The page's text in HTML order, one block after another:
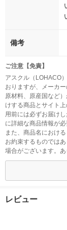
備考
ご注意【免責】
アスクル（LOHACO
おりますが、メーカ
原材料、原産国など
けする商品とサイト
用前には必ずお届け
に詳細な商品情報が
また、商品名におけ
お約束するものでは
場合がございます。あ
レビュー